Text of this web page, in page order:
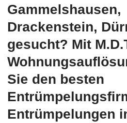
Gammelshausen,
Drackenstein,
gesucht? Mit
Sie den besten
Entrümpelungen